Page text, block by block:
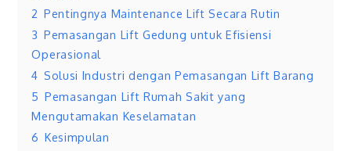
2 Pentingnya Maintenance Lift Secara Rutin
3 Pemasangan Lift Gedung untuk Efisiensi
Operasional
4 Solusi Industri dengan Pemasangan Lift Barang
5 Pemasangan Lift Rumah Sakit yang
Mengutamakan Keselamatan
6 Kesimpulan